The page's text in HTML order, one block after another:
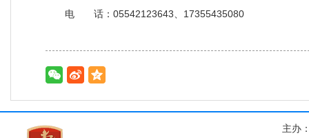
电 话：05542123643、17355435080
主办